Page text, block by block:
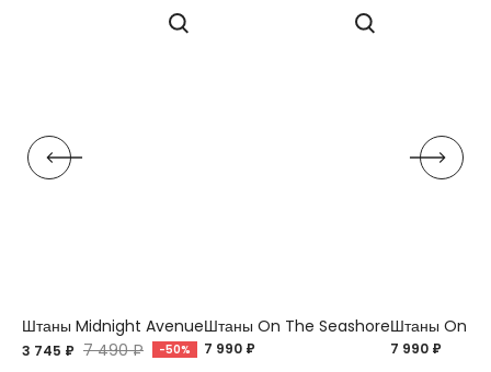
Штаны Midnight Avenue
3 745 ₽ 7 490 ₽ -50%
Штаны On The Seashore
7 990 ₽
Штаны On
7 990 ₽